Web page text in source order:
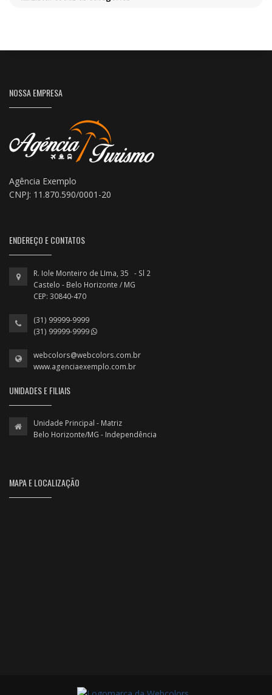
NOSSA EMPRESA
Agência Exemplo
CNPJ: 11.870.590/0001-20
ENDEREÇO E CONTATOS
R. Iole Monteiro de LIma, 35 - Sl 2
Castelo - Belo Horizonte / MG
CEP: 30840-470
(31) 99999-9999
(31) 99999-9999
webcolors@webcolors.com.br
www.agenciaexemplo.com.br
UNIDADES E FILIAIS
Unidade Principal - Matriz
Belo Horizonte/MG - Independência
MAPA E LOCALIZAÇÃO